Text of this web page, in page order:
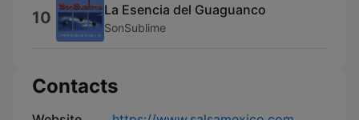
10 La Esencia del Guaguanco
SonSublime
Contacts